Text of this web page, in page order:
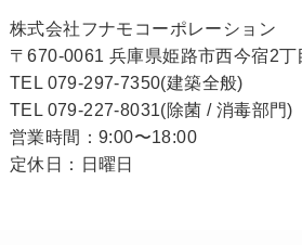
株式会社フナモコーポレーション
〒670-0061 兵庫県姫路市西今宿2丁
TEL 079-297-7350(建築全般)
TEL 079-227-8031(除菌 / 消毒部門)
営業時間：9:00〜18:00
定休日：日曜日